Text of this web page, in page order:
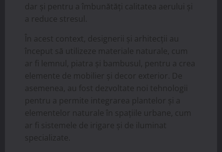
dar și pentru a îmbunătăți calitatea aerului și
a reduce stresul.
În acest context, designerii și arhitecții au
început să utilizeze materiale naturale, cum
ar fi lemnul, piatra și bambusul, pentru a crea
elemente de mobilier și decor exterior. De
asemenea, au fost dezvoltate noi tehnologii
pentru a permite integrarea plantelor și a
elementelor naturale în spațiile urbane, cum
ar fi sistemele de irigare și de iluminat
specializate.